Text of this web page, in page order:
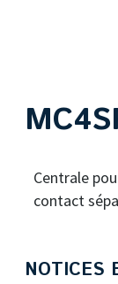
Centrale
contact
NOTICES